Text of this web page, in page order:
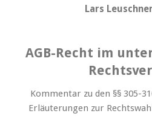
Lars
AGB-Recht im
Kommentar zu den §§ 305-
Erläuterungen zur